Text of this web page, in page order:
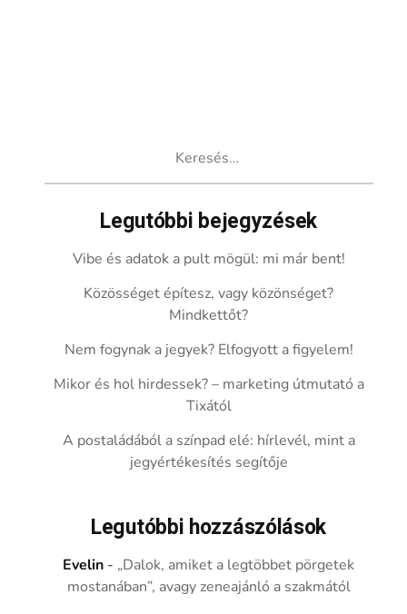
Legutóbbi bejegyzések
Vibe és adatok a pult mögül: mi már bent!
Közösséget építesz, vagy közönséget?
Mindkettőt?
Nem fogynak a jegyek? Elfogyott a figyelem!
Mikor és hol hirdessek? – marketing útmutató a
Tixától
A postaládából a színpad elé: hírlevél, mint a
jegyértékesítés segítője
Legutóbbi hozzászólások
Evelin - „Dalok, amiket a legtöbbet pörgetek
mostanában”, avagy zeneajánló a szakmától